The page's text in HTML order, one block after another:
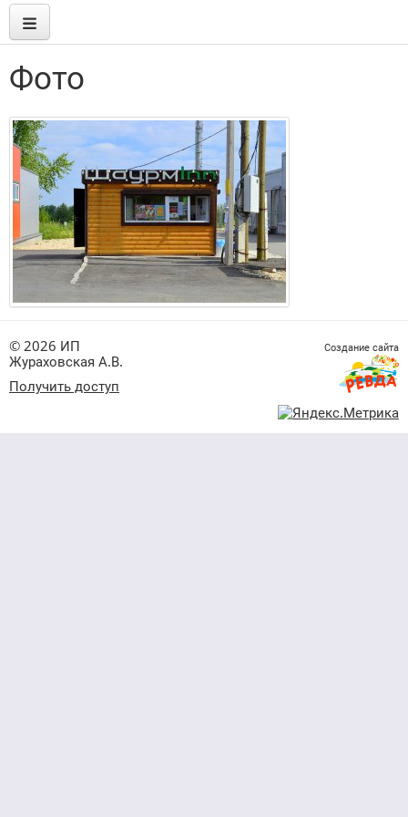
Фото
© 2026 ИП
Жураховская А.В.
Получить доступ
Создание сайта